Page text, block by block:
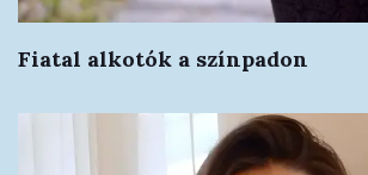
Fiatal alkotók a színpadon